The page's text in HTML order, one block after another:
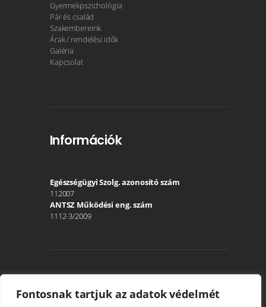
Fontosnak tartjuk az adatok védelmét
Gyermekpszichológia
Pár és család
Szakembereink
Árak / rendelési idők
Galéria
Kapcsolat
Információk
Egészségügyi Szolg. azonosító szám
112007
ANTSZ Működési eng. szám
1112-3/2009